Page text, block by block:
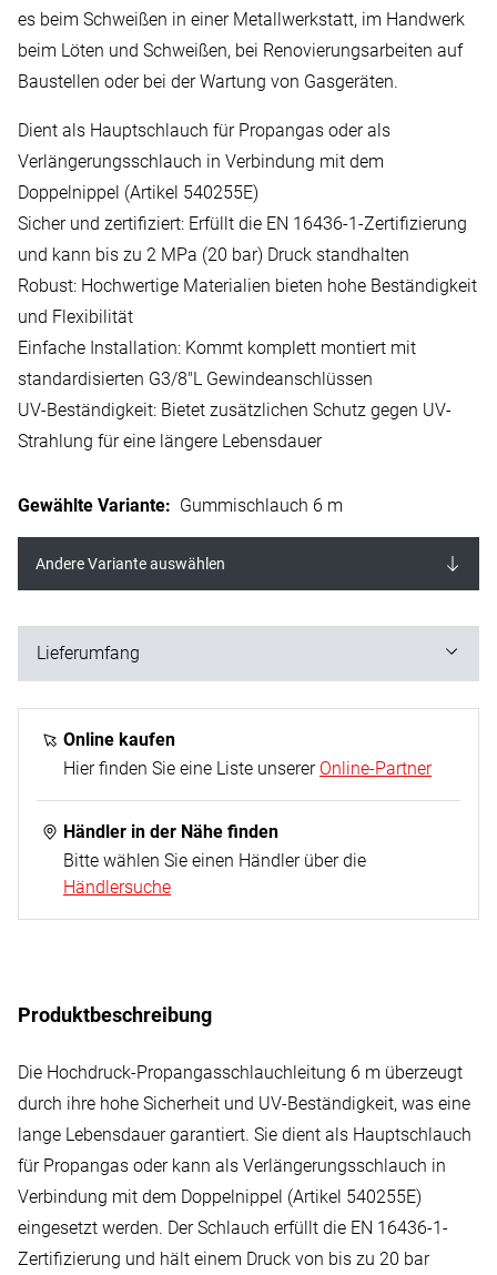
es beim Schweißen in einer Metallwerkstatt, im Handwerk
beim Löten und Schweißen, bei Renovierungsarbeiten auf
Baustellen oder bei der Wartung von Gasgeräten.
Dient als Hauptschlauch für Propangas oder als
Verlängerungsschlauch in Verbindung mit dem
Doppelnippel (Artikel 540255E)
Sicher und zertifiziert: Erfüllt die EN 16436-1-Zertifizierung
und kann bis zu 2 MPa (20 bar) Druck standhalten
Robust: Hochwertige Materialien bieten hohe Beständigkeit
und Flexibilität
Einfache Installation: Kommt komplett montiert mit
standardisierten G3/8″L Gewindeanschlüssen
UV-Beständigkeit: Bietet zusätzlichen Schutz gegen UV-
Strahlung für eine längere Lebensdauer
Gewählte Variante: Gummischlauch 6 m
Andere Variante auswählen
Lieferumfang
1x Propanschlauch 5,0 m inkl. Anschlüsse
Online kaufen
Hier finden Sie eine Liste unserer Online-Partner
Händler in der Nähe finden
Bitte wählen Sie einen Händler über die
Händlersuche
Produktbeschreibung
Die Hochdruck-Propangasschlauchleitung 6 m überzeugt
durch ihre hohe Sicherheit und UV-Beständigkeit, was eine
lange Lebensdauer garantiert. Sie dient als Hauptschlauch
für Propangas oder kann als Verlängerungsschlauch in
Verbindung mit dem Doppelnippel (Artikel 540255E)
eingesetzt werden. Der Schlauch erfüllt die EN 16436-1-
Zertifizierung und hält einem Druck von bis zu 20 bar